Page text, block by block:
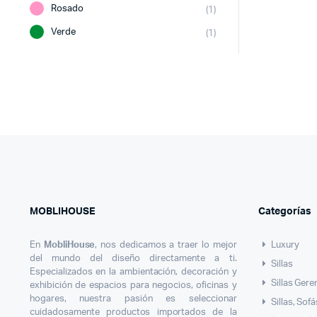
Rosado (1)
Verde (1)
MOBLIHOUSE
En MobliHouse, nos dedicamos a traer lo mejor
del mundo del diseño directamente a ti.
Especializados en la ambientación, decoración y
exhibición de espacios para negocios, oficinas y
hogares, nuestra pasión es seleccionar
cuidadosamente productos importados de la
Categorías
Luxury
Sillas
Sillas
Sillas,